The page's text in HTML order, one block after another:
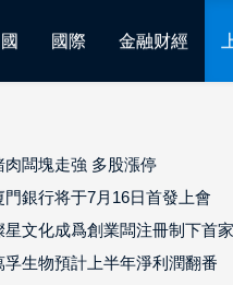
國際 金融财經
肉闆塊走強 多股漲停
門銀行将于7月16日首發上會
星文化成爲創業闆注冊制下首
孚生物預計上半年淨利潤翻番